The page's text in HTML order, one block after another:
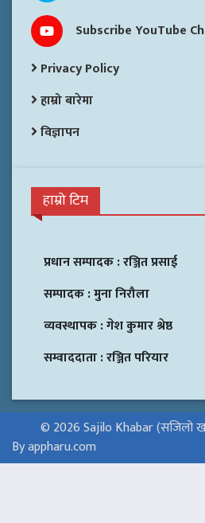
Subscribe YouTube
Privacy Policy
हाम्रो बारेमा
विज्ञापन
हाम्रो टिम
प्रधान सम्पादक :रञ्जित प्रसाई
सम्पादक :मुना निरौला
व्यवस्थापक :गेश कुमार श्रेष्ठ
सम्वाददाता :रञ्जित परियार
© 2026 Sajilo Khabar (सजिलो खवर
By appharu.com